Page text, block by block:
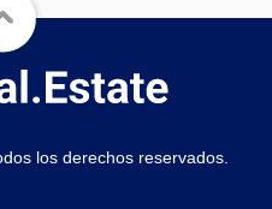
los derechos reservados.